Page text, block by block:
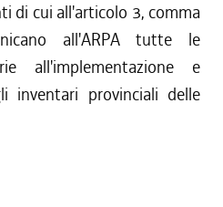
di cui all'articolo 3, comma
all'ARPA tutte le
all'implementazione e
inventari provinciali delle